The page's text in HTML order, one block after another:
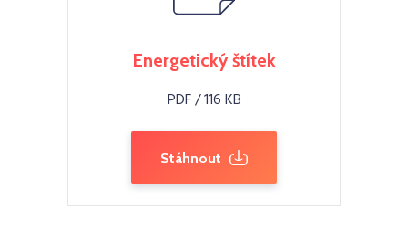
Energetický štítek
PDF / 116 KB
Stáhnout